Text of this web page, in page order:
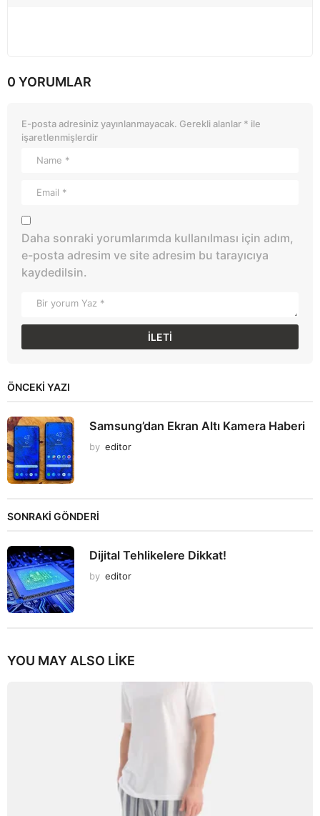
0 YORUMLAR
E-posta adresiniz yayınlanmayacak. Gerekli alanlar * ile
işaretlenmişlerdir
Daha sonraki yorumlarımda kullanılması için adım,
e-posta adresim ve site adresim bu tarayıcıya
kaydedilsin.
ÖNCEKI YAZI
Samsung’dan Ekran Altı Kamera Haberi
by editor
SONRAKİ GÖNDERİ
Dijital Tehlikelere Dikkat!
by editor
YOU MAY ALSO LIKE